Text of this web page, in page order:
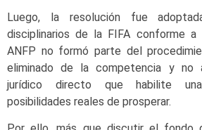
Luego, la resolución fue
disciplinarios de la FIFA conforme a
ANFP no formó parte del
eliminado de la competencia y no
jurídico directo que habilite
posibilidades reales de prosperar.